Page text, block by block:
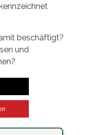
beschäftigt?
und